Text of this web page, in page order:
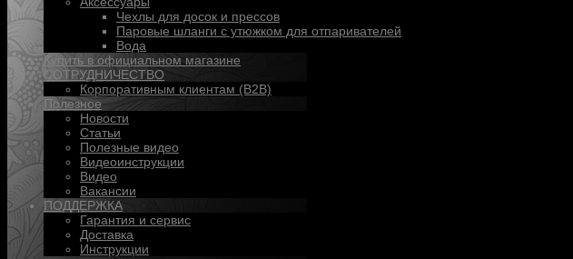
Чехлы для досок и прессов
Паровые шланги с утюжком для отпаривателей
Вода
Купить в официальном магазине
СОТРУДНИЧЕСТВО
Корпоративным клиентам (B2B)
Полезное
Новости
Статьи
Полезные видео
Видеоинструкции
Видео
Вакансии
ПОДДЕРЖКА
Гарантия и сервис
Доставка
Инструкции